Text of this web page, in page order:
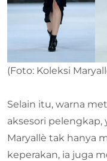
(Foto: Koleksi
Selain itu, warna
aksesori pelengkap,
Maryallè tak hanya
keperakan, ia juga